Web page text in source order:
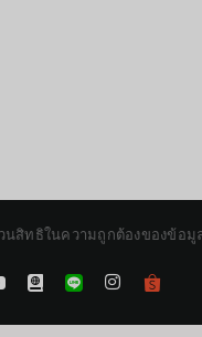
ทธิในความถูกต้องของข้อมู
YouTube
Blogger
LINE
Instagram
Shopee